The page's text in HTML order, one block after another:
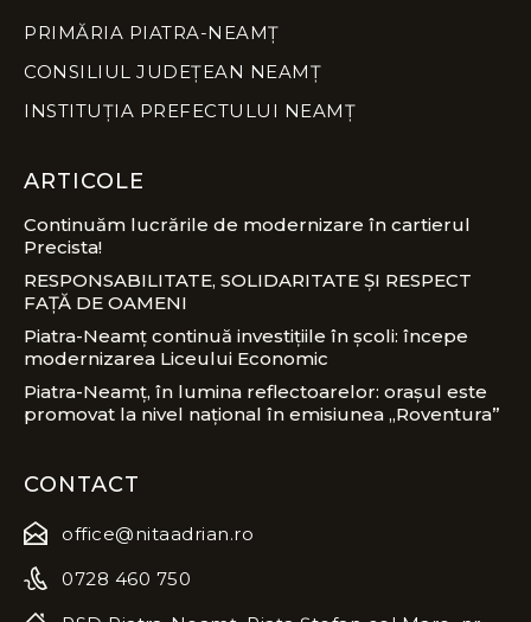
PRIMĂRIA PIATRA-NEAMȚ
CONSILIUL JUDEȚEAN NEAMȚ
INSTITUȚIA PREFECTULUI NEAMȚ
ARTICOLE
Continuăm lucrările de modernizare în cartierul
Precista!
RESPONSABILITATE, SOLIDARITATE ȘI RESPECT
FAȚĂ DE OAMENI
Piatra-Neamț continuă investițiile în școli: începe
modernizarea Liceului Economic
Piatra-Neamț, în lumina reflectoarelor: orașul este
promovat la nivel național în emisiunea „Roventura”
CONTACT
office@nitaadrian.ro
0728 460 750